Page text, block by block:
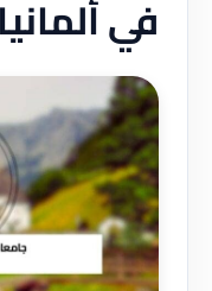
في ألمانيا